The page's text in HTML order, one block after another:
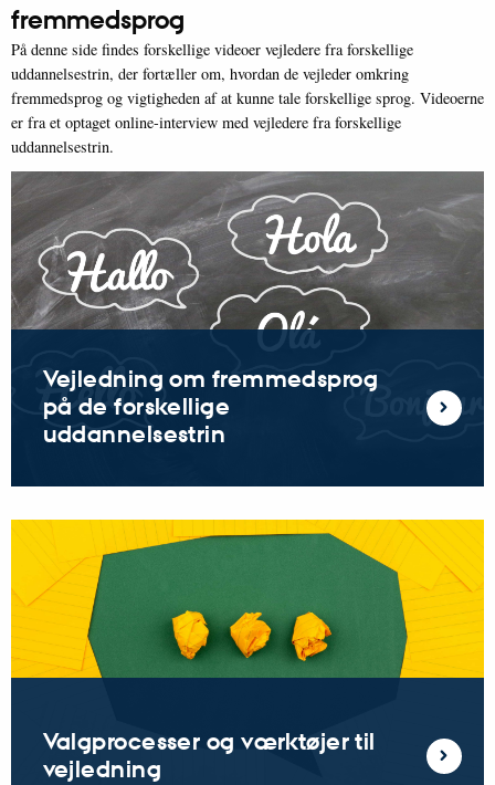
fremmedsprog
På denne side findes forskellige videoer vejledere fra forskellige
uddannelsestrin, der fortæller om, hvordan de vejleder omkring
fremmedsprog og vigtigheden af at kunne tale forskellige sprog. Videoerne
er fra et optaget online-interview med vejledere fra forskellige
uddannelsestrin.
Vejledning om fremmedsprog
på de forskellige
uddannelsestrin
Valgprocesser og værktøjer til
vejledning